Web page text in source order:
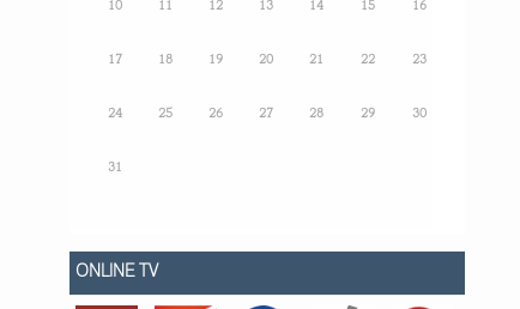
10 11 12 13 14 15 16
17 18 19 20 21 22 23
24 25 26 27 28 29 30
31
ONLINE TV